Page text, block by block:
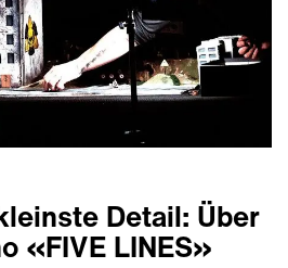
Detail: Über
«FIVE LINES»